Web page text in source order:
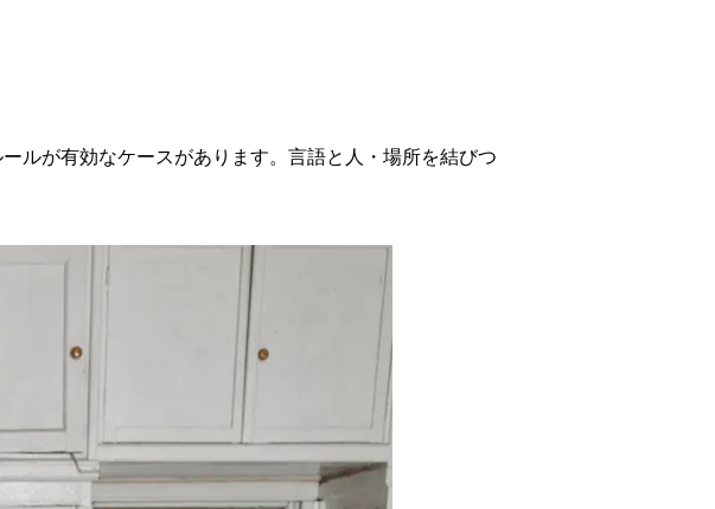
ルが有効なケースがあります。言語と人・場所を結びつ